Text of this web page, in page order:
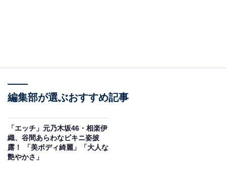
編集部が選ぶおすすめ記事
「エッチ」元乃木坂46・相楽伊
織、谷間あらわなビキニ姿披
露！ 「美ボディ綺麗」「大人な
艶やかさ」